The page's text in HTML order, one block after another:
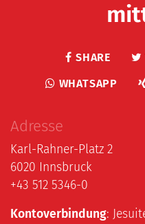
SHARE
WHATSAPP
Adresse
Karl-Rahner-Platz 2
6020 Innsbruck
+43 512 5346-0
Kontoverbindung: